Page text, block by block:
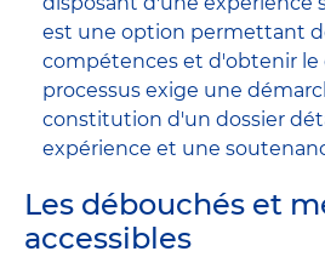
est une option permettant
compétences et d'obtenir le
processus exige une
constitution d'un dossier
expérience et une
Les débouchés et
accessibles